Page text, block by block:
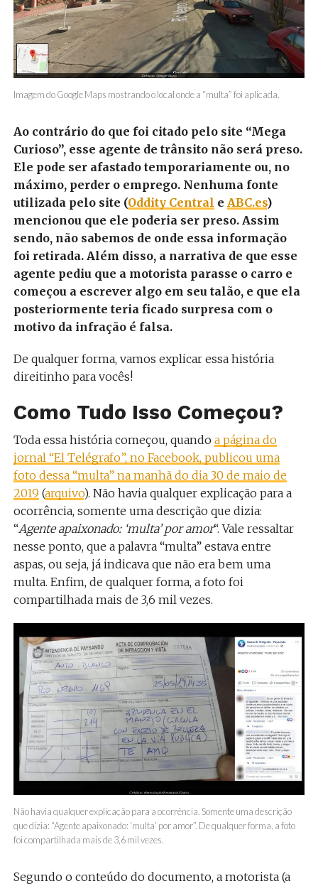
Imagem do Google Maps mostrando o local onde a “multa” foi aplicada.
Ao contrário do que foi citado pelo site “Mega
Curioso”, esse agente de trânsito não será preso.
Ele pode ser afastado temporariamente ou, no
máximo, perder o emprego. Nenhuma fonte
utilizada pelo site (Oddity Central e ABC.es)
mencionou que ele poderia ser preso. Assim
sendo, não sabemos de onde essa informação
foi retirada. Além disso, a narrativa de que esse
agente pediu que a motorista parasse o carro e
começou a escrever algo em seu talão, e que ela
posteriormente teria ficado surpresa com o
motivo da infração é falsa.
De qualquer forma, vamos explicar essa história
direitinho para vocês!
Como Tudo Isso Começou?
Toda essa história começou, quando a página do
jornal “El Telégrafo”, no Facebook, publicou uma
foto dessa “multa” na manhã do dia 30 de maio de
2019 (arquivo). Não havia qualquer explicação para a
ocorrência, somente uma descrição que dizia:
“Agente apaixonado: ‘multa’ por amor“. Vale ressaltar
nesse ponto, que a palavra “multa” estava entre
aspas, ou seja, já indicava que não era bem uma
multa. Enfim, de qualquer forma, a foto foi
compartilhada mais de 3,6 mil vezes.
Não havia qualquer explicação para a ocorrência. Somente uma descrição
que dizia: “Agente apaixonado: ‘multa’ por amor”. De qualquer forma, a foto
foi compartilhada mais de 3,6 mil vezes.
Segundo o conteúdo do documento, a motorista (a